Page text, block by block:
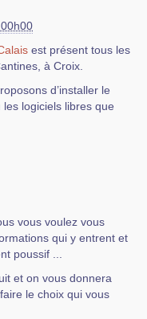
est présent tous les
à Croix.
d’installer le
logiciels libres que
vous voulez vous
qui y entrent et
poussif ...
et on vous donnera
le choix qui vous